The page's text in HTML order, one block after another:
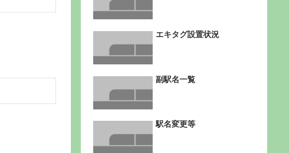
エキタグ設置状況
副駅名一覧
駅名変更等